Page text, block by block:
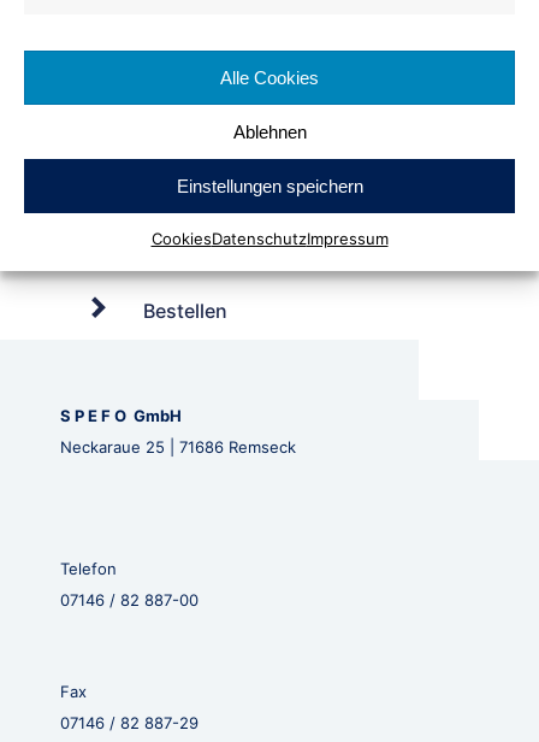
Alle Cookies
Ablehnen
Einstellungen speichern
CookiesDatenschutzImpressum
Bahnenbreite: ca. 200 cm
Brennverhalten: Cfl-s1
Bestellen
S P E F O GmbH
Neckaraue 25 | 71686 Remseck
Telefon
07146 / 82 887-00
Fax
07146 / 82 887-29